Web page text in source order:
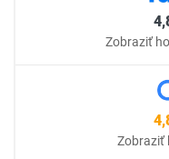
Zobraziť
Zobraziť